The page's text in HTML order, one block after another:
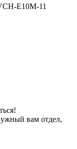
E10M-11
вам отдел,